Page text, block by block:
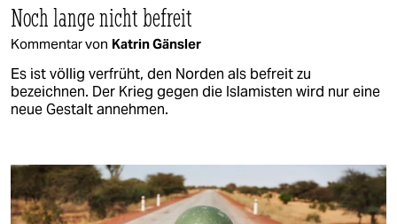
Noch lange nicht befreit
Kommentar von Katrin Gänsler
Es ist völlig verfrüht, den Norden als befreit zu
bezeichnen. Der Krieg gegen die Islamisten wird nur eine
neue Gestalt annehmen.